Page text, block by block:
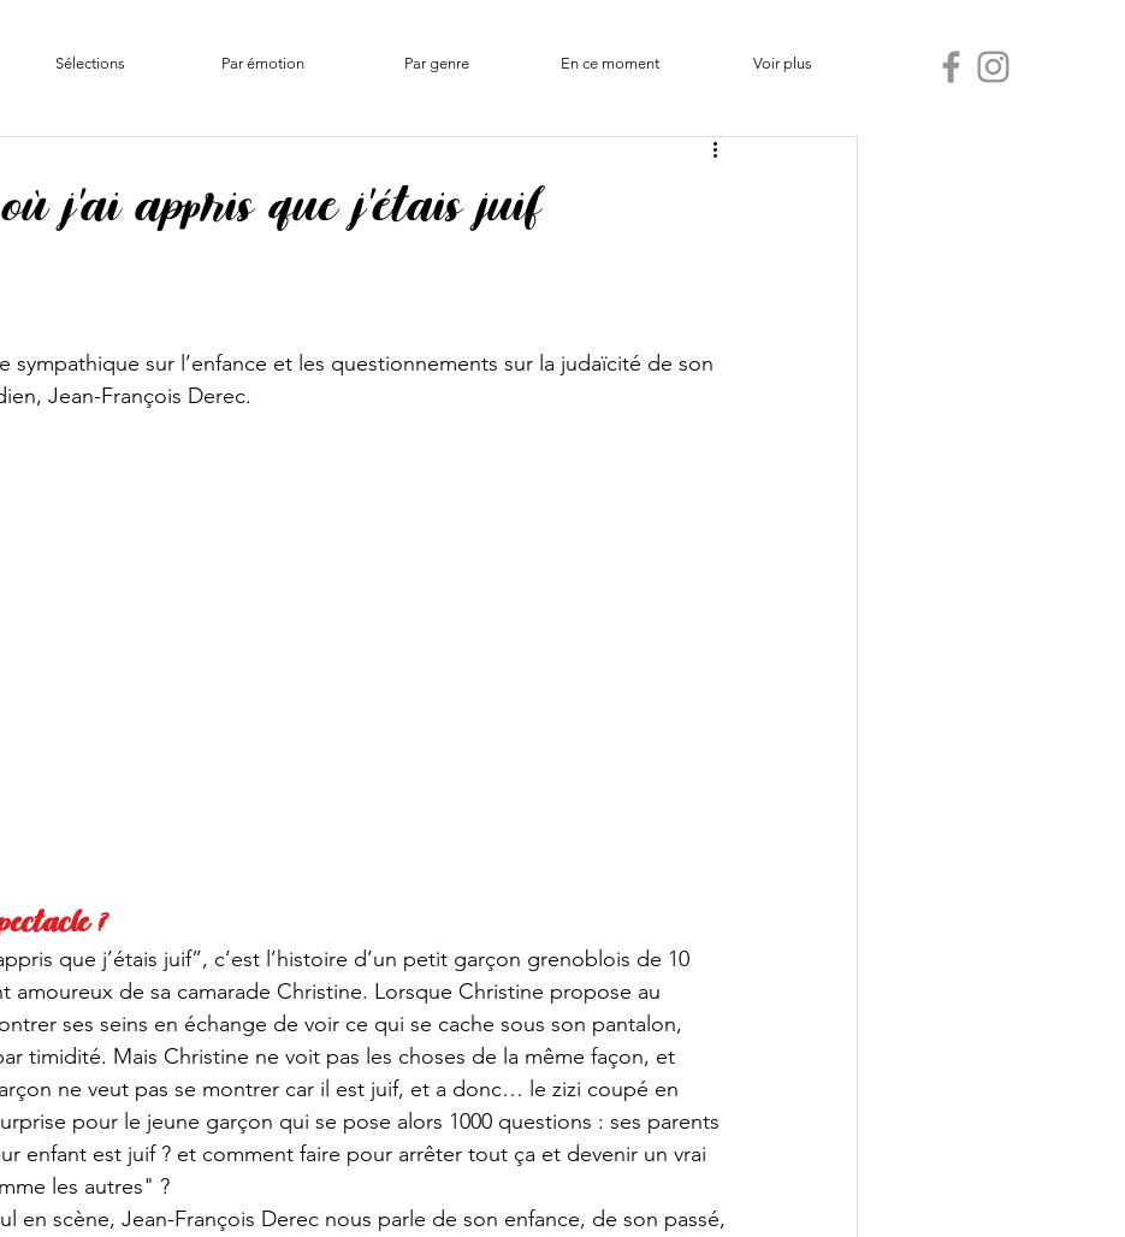
Sélections Par émotion Par genre En ce moment Voir plus
j'ai appris que j'étais juif
sympathique sur l’enfance et les questionnements sur la judaïcité de son
Jean-François Derec.
?
que j’étais juif”, c’est l’histoire d’un petit garçon grenoblois de 10
amoureux de sa camarade Christine. Lorsque Christine propose au
ses seins en échange de voir ce qui se cache sous son pantalon,
timidité. Mais Christine ne voit pas les choses de la même façon, et
ne veut pas se montrer car il est juif, et a donc… le zizi coupé en
pour le jeune garçon qui se pose alors 1000 questions : ses parents
enfant est juif ? et comment faire pour arrêter tout ça et devenir un vrai
les autres" ?
en scène, Jean-François Derec nous parle de son enfance, de son passé,